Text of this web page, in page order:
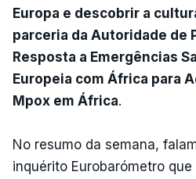
Europa e descobrir a
parceria da Autoridade de
Resposta a Emergências
Europeia com África para
Mpox em África.
No resumo da semana,
inquérito Eurobarómetro que